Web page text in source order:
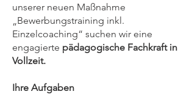
unserer neuen Maßnahme
„Bewerbungstraining inkl.
Einzelcoaching“ suchen wir eine
engagierte pädagogische Fachkraft in
Vollzeit.
Ihre Aufgaben